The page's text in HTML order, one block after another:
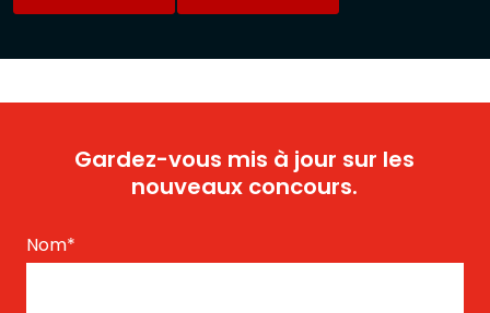
Gardez-vous mis à jour sur les
nouveaux concours.
Nom*